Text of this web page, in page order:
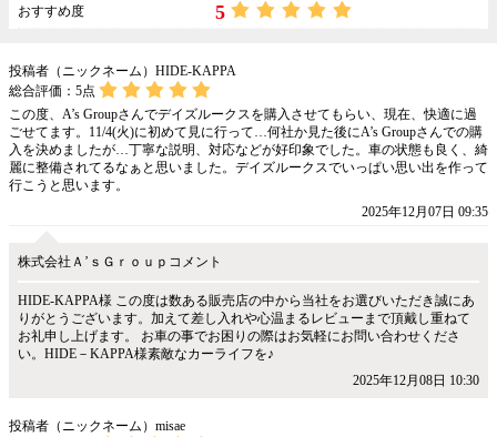
おすすめ度 5
投稿者（ニックネーム）HIDE-KAPPA
総合評価： 5点
この度、A’s Groupさんでデイズルークスを購入させてもらい、現在、快適に過
ごせてます。11/4(火)に初めて見に行って…何社か見た後にA’s Groupさんでの購
入を決めましたが…丁寧な説明、対応などが好印象でした。車の状態も良く、綺
麗に整備されてるなぁと思いました。デイズルークスでいっぱい思い出を作って
行こうと思います。
2025年12月07日 09:35
株式会社Ａ’ｓＧｒｏｕｐコメント
HIDE-KAPPA様 この度は数ある販売店の中から当社をお選びいただき誠にあ
りがとうございます。加えて差し入れや心温まるレビューまで頂戴し重ねて
お礼申し上げます。 お車の事でお困りの際はお気軽にお問い合わせくださ
い。HIDE－KAPPA様素敵なカーライフを♪
2025年12月08日 10:30
投稿者（ニックネーム）misae